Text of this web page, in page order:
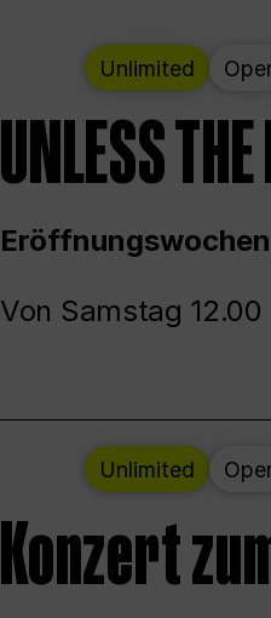
Unlimited
UNLESS
Von Samstag
Unlimited
Konzert